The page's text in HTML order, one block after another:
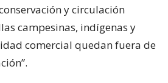
y circulación
campesinas, indígenas y
comercial quedan fuera de